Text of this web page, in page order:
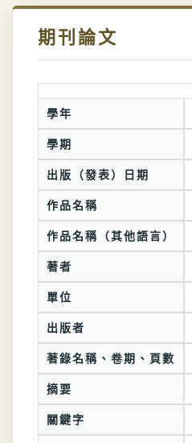
期刊論文
學年
學期
出版（發表）日期
作品名稱
作品名稱（其他語言）
著者
單位
出版者
著錄名稱、卷期、頁數
摘要
關鍵字